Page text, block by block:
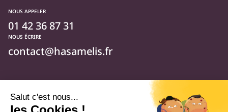
NOUS APPELER
01 42 36 87 31
NOUS ÉCRIRE
contact@hasamelis.fr
Qui sommes-nous ?